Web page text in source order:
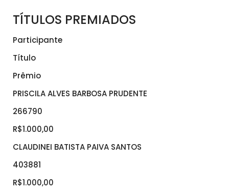
TÍTULOS PREMIADOS
Participante
Título
Prêmio
PRISCILA ALVES BARBOSA PRUDENTE
266790
R$1.000,00
CLAUDINEI BATISTA PAIVA SANTOS
403881
R$1.000,00